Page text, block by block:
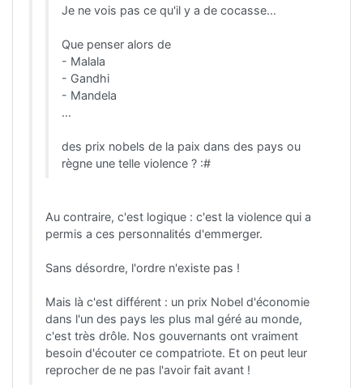
Je ne vois pas ce qu'il y a de cocasse...
Que penser alors de
- Malala
- Gandhi
- Mandela
...
des prix nobels de la paix dans des pays ou
règne une telle violence ? :#
Au contraire, c'est logique : c'est la violence qui a
permis a ces personnalités d'emmerger.
Sans désordre, l'ordre n'existe pas !
Mais là c'est différent : un prix Nobel d'économie
dans l'un des pays les plus mal géré au monde,
c'est très drôle. Nos gouvernants ont vraiment
besoin d'écouter ce compatriote. Et on peut leur
reprocher de ne pas l'avoir fait avant !